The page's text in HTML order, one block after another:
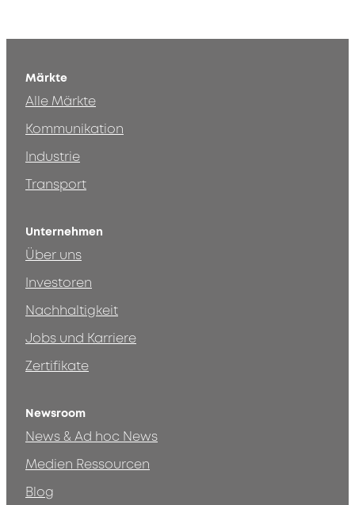
Märkte
Alle Märkte
Kommunikation
Industrie
Transport
Unternehmen
Über uns
Investoren
Nachhaltigkeit
Jobs und Karriere
Zertifikate
Newsroom
News & Ad hoc News
Medien Ressourcen
Blog